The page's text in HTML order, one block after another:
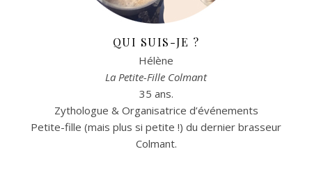
QUI SUIS-JE ?
Hélène
La Petite-Fille Colmant
35 ans.
Zythologue & Organisatrice d’événements
Petite-fille (mais plus si petite !) du dernier brasseur
Colmant.